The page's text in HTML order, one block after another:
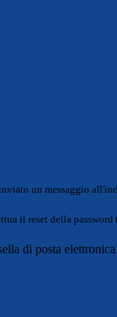
un messaggio
il reset della password
di posta